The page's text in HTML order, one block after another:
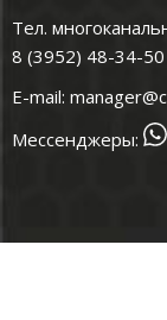
Тел.
8 (3952) 48-34-50
E-mail:
Мессенджеры: